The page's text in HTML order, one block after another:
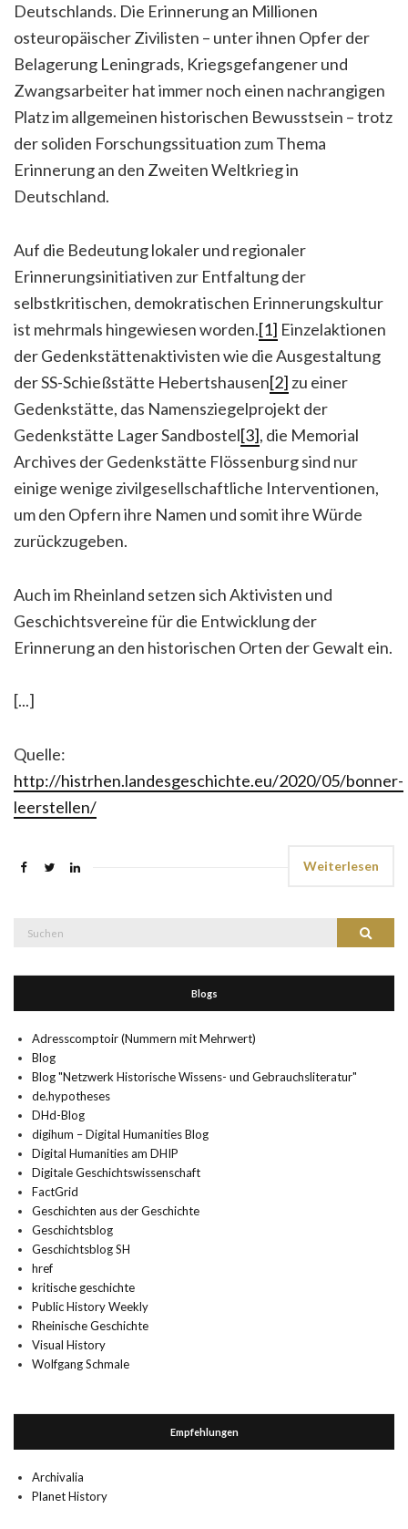
Deutschlands. Die Erinnerung an Millionen
osteuropäischer Zivilisten – unter ihnen Opfer der
Belagerung Leningrads, Kriegsgefangener und
Zwangsarbeiter hat immer noch einen nachrangigen
Platz im allgemeinen historischen Bewusstsein – trotz
der soliden Forschungssituation zum Thema
Erinnerung an den Zweiten Weltkrieg in
Deutschland.
Auf die Bedeutung lokaler und regionaler
Erinnerungsinitiativen zur Entfaltung der
selbstkritischen, demokratischen Erinnerungskultur
ist mehrmals hingewiesen worden.[1] Einzelaktionen
der Gedenkstättenaktivisten wie die Ausgestaltung
der SS-Schießstätte Hebertshausen[2] zu einer
Gedenkstätte, das Namensziegelprojekt der
Gedenkstätte Lager Sandbostel[3], die Memorial
Archives der Gedenkstätte Flössenburg sind nur
einige wenige zivilgesellschaftliche Interventionen,
um den Opfern ihre Namen und somit ihre Würde
zurückzugeben.
Auch im Rheinland setzen sich Aktivisten und
Geschichtsvereine für die Entwicklung der
Erinnerung an den historischen Orten der Gewalt ein.
[...]
Quelle:
http://histrhen.landesgeschichte.eu/2020/05/bonner-
leerstellen/
Weiterlesen
Suchen
Blogs
Adresscomptoir (Nummern mit Mehrwert)
Blog
Blog "Netzwerk Historische Wissens- und Gebrauchsliteratur"
de.hypotheses
DHd-Blog
digihum – Digital Humanities Blog
Digital Humanities am DHIP
Digitale Geschichtswissenschaft
FactGrid
Geschichten aus der Geschichte
Geschichtsblog
Geschichtsblog SH
href
kritische geschichte
Public History Weekly
Rheinische Geschichte
Visual History
Wolfgang Schmale
Empfehlungen
Archivalia
Planet History